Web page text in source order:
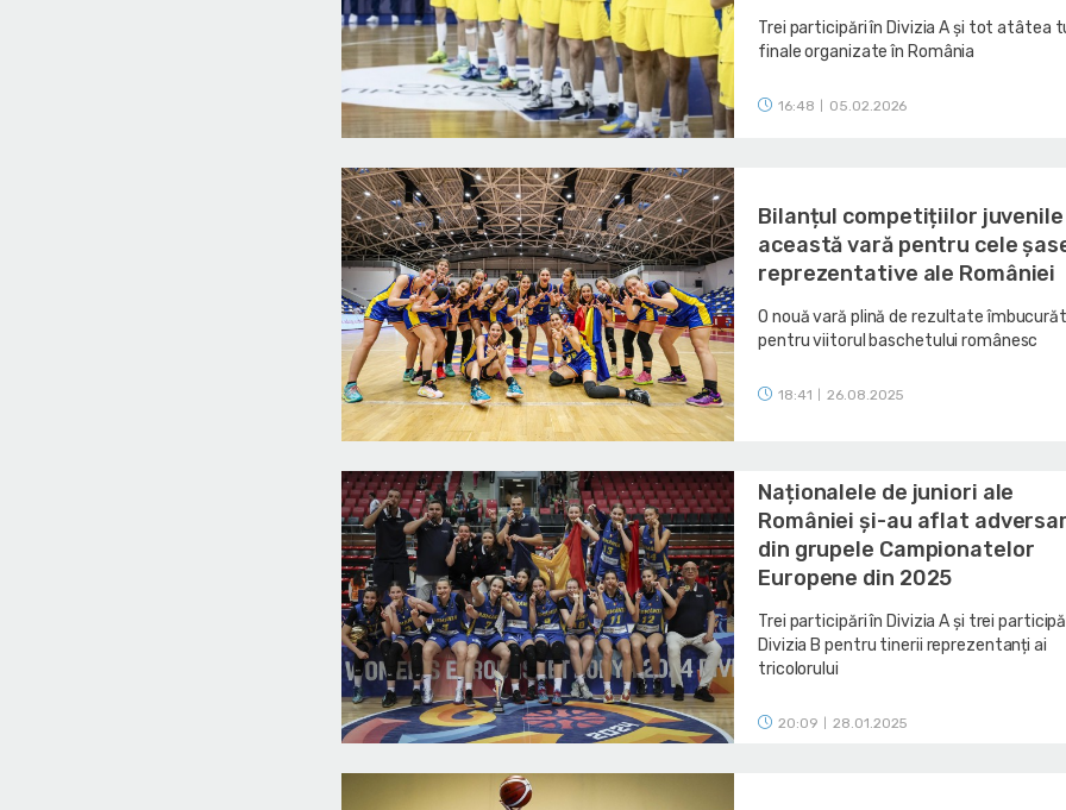
Trei participări în Divizia A și tot atâtea
finale organizate în România
16:48 05.02.2026
Bilanțul competițiilor juvenile
această vară pentru cele
reprezentative ale României
O nouă vară plină de rezultate
pentru viitorul baschetului românesc
18:41 26.08.2025
Naționalele de juniori ale
României și-au aflat
din grupele Campionatelor
Europene din 2025
Trei participări în Divizia A și trei
Divizia B pentru tinerii reprezentanți ai
tricolorului
20:09 28.01.2025